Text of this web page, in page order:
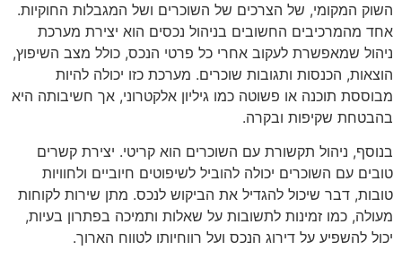
השוק המקומי, של הצרכים של השוכרים ושל המגבלות החוקיות.
אחד מהמרכיבים החשובים בניהול נכסים הוא יצירת מערכת
ניהול שמאפשרת לעקוב אחרי כל פרטי הנכס, כולל מצב השיפוץ,
הוצאות, הכנסות ותגובות שוכרים. מערכת כזו יכולה להיות
מבוססת תוכנה או פשוטה כמו גיליון אלקטרוני, אך חשיבותה היא
בהבטחת שקיפות ובקרה.
בנוסף, ניהול תקשורת עם השוכרים הוא קריטי. יצירת קשרים
טובים עם השוכרים יכולה להוביל לשיפוטים חיוביים ולחוויות
טובות, דבר שיכול להגדיל את הביקוש לנכס. מתן שירות לקוחות
מעולה, כמו זמינות לתשובות על שאלות ותמיכה בפתרון בעיות,
יכול להשפיע על דירוג הנכס ועל רווחיותו לטווח הארוך.